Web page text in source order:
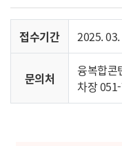
접수기간 2025.
문의처
융복합콘
차장